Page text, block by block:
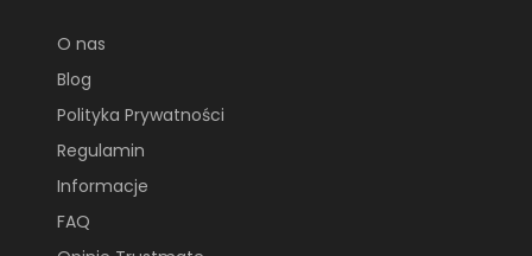
O nas
Blog
Polityka Prywatności
Regulamin
Informacje
FAQ